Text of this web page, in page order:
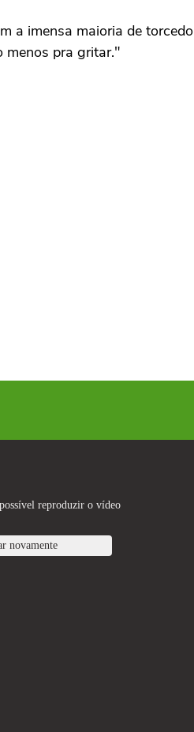
imensa maioria de
menos pra gritar."